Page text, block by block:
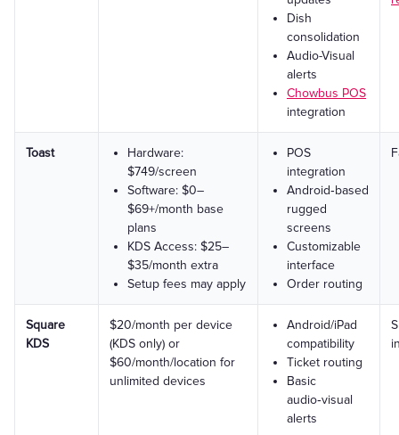
Dish
consolidation
Audio-Visual
alerts
Chowbus POS
integration
Toast
Hardware:
$749/screen
Software: $0–
$69+/month base
plans
KDS Access: $25–
$35/month extra
Setup fees may apply
POS
integration
Android‑based
rugged
screens
Customizable
interface
Order routing
Square
KDS
$20/month per device
(KDS only) or
$60/month/location for
unlimited devices
Android/iPad
compatibility
Ticket routing
Basic
audio‑visual
alerts